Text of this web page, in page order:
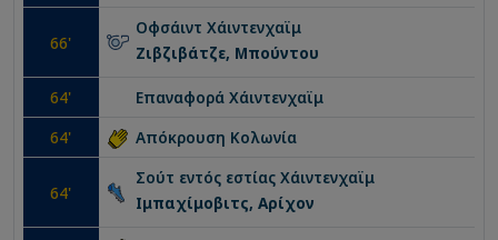
66'
Οφσάιντ Χάιντενχαϊμ
Ζιβζιβάτζε, Μπούντου
64' Επαναφορά Χάιντενχαϊμ
64' Απόκρουση Κολωνία
64'
Σούτ εντός εστίας Χάιντενχαϊμ
Ιμπαχίμοβιτς, Αρίχον